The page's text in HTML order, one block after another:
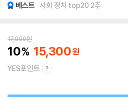
베스트 사회 정치 top20 2주
17,000원
10 15,300
YES포인트